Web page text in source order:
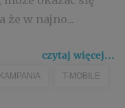
że w najno...
czytaj więcej...
KAMPANIA T-MOBILE